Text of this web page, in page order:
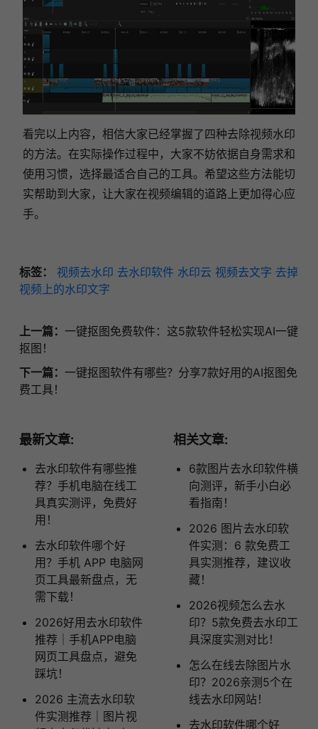
看完以上内容，相信大家已经掌握了四种去除视频水印
的方法。在实际操作过程中，大家不妨依据自身需求和
使用习惯，选择最适合自己的工具。希望这些方法能切
实帮助到大家，让大家在视频编辑的道路上更加得心应
手。
标签： 视频去水印 去水印软件 水印云 视频去文字 去掉
视频上的水印文字
上一篇： 一键抠图免费软件：这5款软件轻松实现AI一键
抠图！
下一篇： 一键抠图软件有哪些？分享7款好用的AI抠图免
费工具！
最新文章:
去水印软件有哪些推
荐？手机电脑在线工
具真实测评，免费好
用！
去水印软件哪个好
用？手机 APP 电脑网
页工具最新盘点，无
需下载！
2026好用去水印软件
推荐｜手机APP电脑
网页工具盘点，避免
踩坑！
2026 主流去水印软
件实测推荐｜图片视
相关文章:
6款图片去水印软件横
向测评，新手小白必
看指南！
2026 图片去水印软
件实测：6 款免费工
具实测推荐，建议收
藏！
2026视频怎么去水
印？5款免费去水印工
具深度实测对比！
怎么在线去除图片水
印？2026亲测5个在
线去水印网站！
去水印软件哪个好